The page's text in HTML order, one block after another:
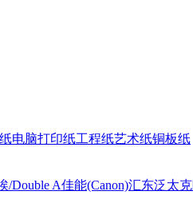
电脑打印纸工程纸艺术纸铜板纸
/Double A佳能(Canon)汇东泛太克